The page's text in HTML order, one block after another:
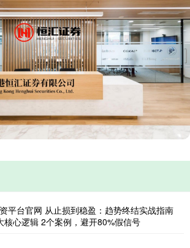
平台官网 从止损到稳盈：趋势终结实战指南
心逻辑 2个案例，避开80%假信号